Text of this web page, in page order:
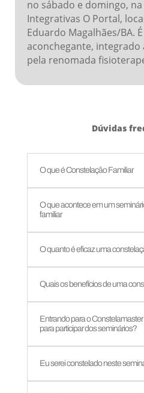
no sábado e domingo,
Integrativas O Portal,
Eduardo Magalhães/BA.
aconchegante,
pela renomada
Dúvidas
O que é Constelação Familiar
O que acontece em um
familiar
O quanto é eficaz uma
Quais os benefícios de uma
Entrando para o
para participar dos seminários?
Eu serei constelado neste